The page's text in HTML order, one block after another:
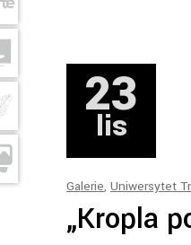
23
lis
Galerie, Uniwersytet
„Kropla